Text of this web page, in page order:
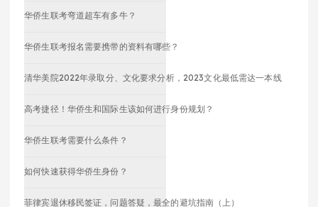
华侨生联考弯道超车有多牛？
华侨生联考报名需要携带的资料有哪些？
清华美院2022年录取分、文化要求分析，2023文化最低需达一本线
高考捷径！华侨生和国际生该如何进行身份规划？
华侨生联考需要什么条件？
如何快速获得华侨生身份？
菲律宾退休移民签证，问题答疑，最全的避坑指南（上）